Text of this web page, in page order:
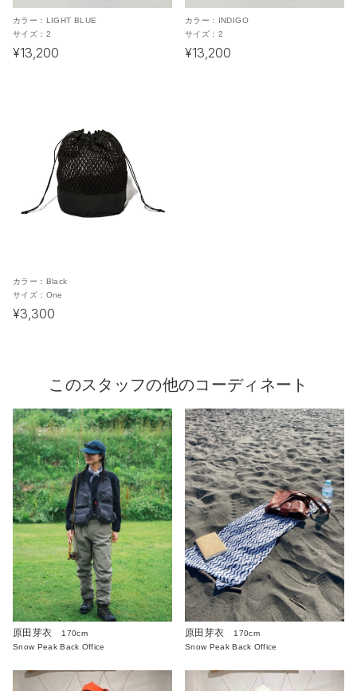
カラー： LIGHT BLUE
サイズ： 2
¥13,200
カラー： INDIGO
サイズ： 2
¥13,200
カラー： Black
サイズ： One
¥3,300
このスタッフの他のコーディネート
原田芽衣
170cm
Snow Peak Back Office
原田芽衣
170cm
Snow Peak Back Office